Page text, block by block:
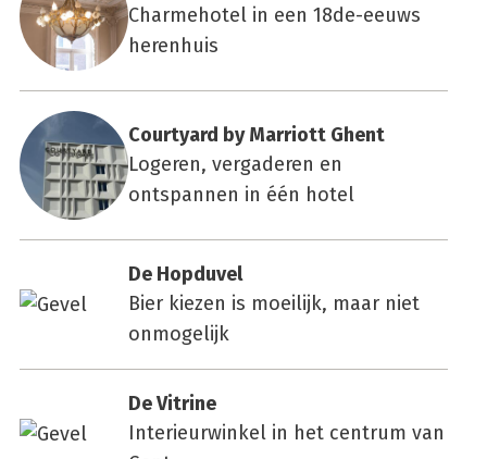
Charmehotel in een 18de-eeuws
herenhuis
Cour­ty­ard by Mar­ri­ott Ghent
Logeren, vergaderen en
ontspannen in één hotel
De Hop­du­vel
Bier kiezen is moeilijk, maar niet
onmogelijk
De Vitri­ne
Interieurwinkel in het centrum van